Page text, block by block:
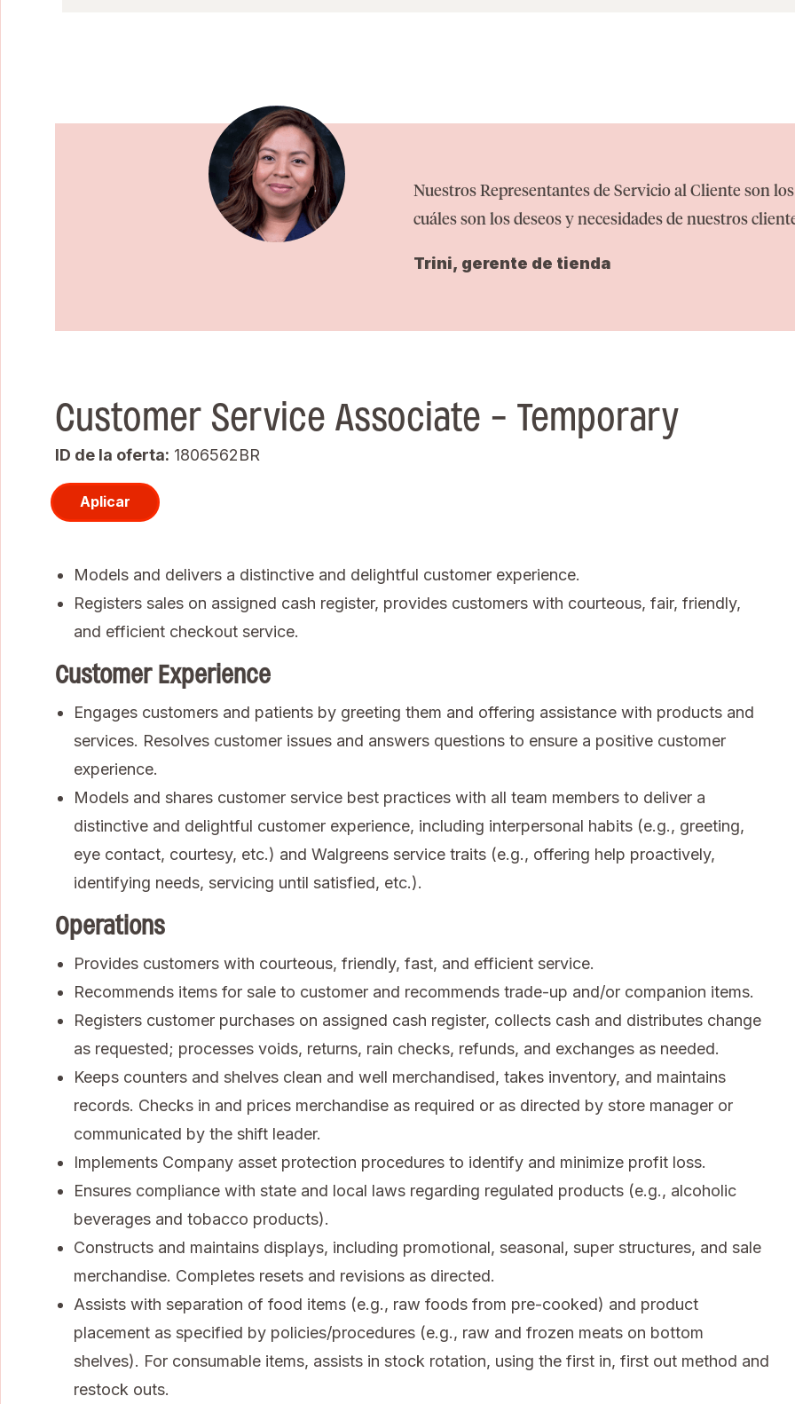
Nuestros Representantes de Servicio al Cliente son
cuáles son los deseos y necesidades de nuestros
Trini, gerente de tienda
Customer Service Associate - Temporary
ID de la oferta 1806562BR
Aplicar
Models and delivers a distinctive and delightful customer experience.
Registers sales on assigned cash register, provides customers with courteous, fair, friendly,
and efficient checkout service.
Customer Experience
Engages customers and patients by greeting them and offering assistance with products and
services. Resolves customer issues and answers questions to ensure a positive customer
experience.
Models and shares customer service best practices with all team members to deliver a
distinctive and delightful customer experience, including interpersonal habits (e.g., greeting,
eye contact, courtesy, etc.) and Walgreens service traits (e.g., offering help proactively,
identifying needs, servicing until satisfied, etc.).
Operations
Provides customers with courteous, friendly, fast, and efficient service.
Recommends items for sale to customer and recommends trade-up and/or companion items.
Registers customer purchases on assigned cash register, collects cash and distributes change
as requested; processes voids, returns, rain checks, refunds, and exchanges as needed.
Keeps counters and shelves clean and well merchandised, takes inventory, and maintains
records. Checks in and prices merchandise as required or as directed by store manager or
communicated by the shift leader.
Implements Company asset protection procedures to identify and minimize profit loss.
Ensures compliance with state and local laws regarding regulated products (e.g., alcoholic
beverages and tobacco products).
Constructs and maintains displays, including promotional, seasonal, super structures, and sale
merchandise. Completes resets and revisions as directed.
Assists with separation of food items (e.g., raw foods from pre-cooked) and product
placement as specified by policies/procedures (e.g., raw and frozen meats on bottom
shelves). For consumable items, assists in stock rotation, using the first in, first out method and
restock outs.